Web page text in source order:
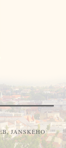
JANSKÉHO